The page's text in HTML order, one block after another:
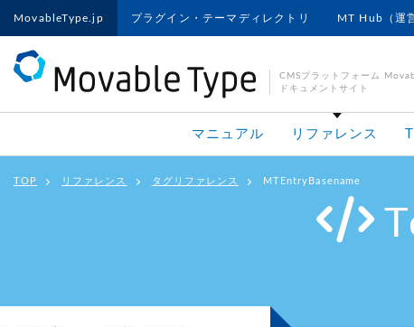
MovableType.jp プラグイン・テーマディレクトリ MT Hub（運
CMSプラットフォーム
ドキュメントサイト
マニュアル リファレンス
TOP リファレンス タグリファレンス MTEntryBasename